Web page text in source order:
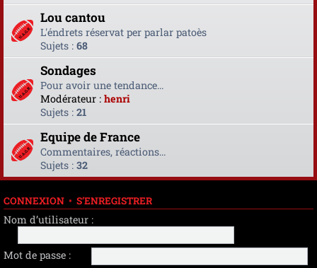
Lou cantou
L'éndrets réservat per parlar patoès
Sujets : 68
Sondages
Pour avoir une tendance...
Modérateur : henri
Sujets : 21
Equipe de France
Commentaires, réactions...
Sujets : 32
CONNEXION • S’ENREGISTRER
Nom d’utilisateur :
Mot de passe :